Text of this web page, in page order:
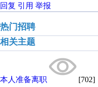
回复 引用 举报
热门招聘
相关主题
本人准备离职 [702]